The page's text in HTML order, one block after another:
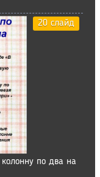
20 слайд
по два на